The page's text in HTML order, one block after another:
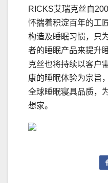
RICKS艾瑞克丝自
怀揣着积淀百年的工
构造及睡眠习惯，只
者的睡眠产品来提升
克丝也将持续以客户
康的睡眠体验为宗旨
全球睡眠寝具品质，
想家。